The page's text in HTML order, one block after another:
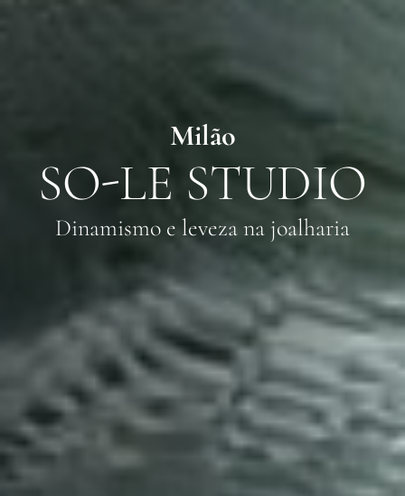
Milão
SO-LE STUDIO
Dinamismo e leveza na joalharia